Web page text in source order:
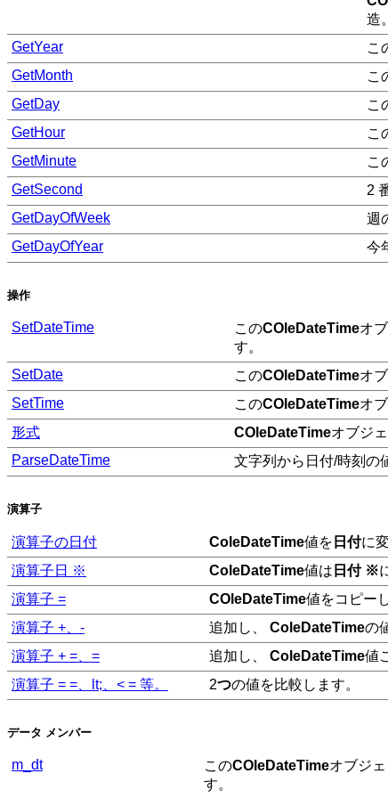
造。
GetYear
こ
GetMonth
こ
GetDay
こ
GetHour
こ
GetMinute
こ
GetSecond
2
GetDayOfWeek
週
GetDayOfYear
今
操作
SetDateTime このCOleDateTimeオ
す。
SetDate
このCOleDateTimeオ
SetTime
このCOleDateTimeオ
形式
COleDateTimeオブジ
ParseDateTime
文字列から日付/時刻の
演算子
演算子の日付 ColeDateTime値を 日付に
演算子日 ※
ColeDateTime値は 日付 ※
演算子 =
COleDateTime値をコピー
演算子 +、-
追加し、 ColeDateTimeの
演算子 + =、=
追加し、 ColeDateTime値
演算子 = =、lt;、< = 等。
2つの値を比較します。
データ メンバー
m_dt このCOleDateTimeオブジ
す。